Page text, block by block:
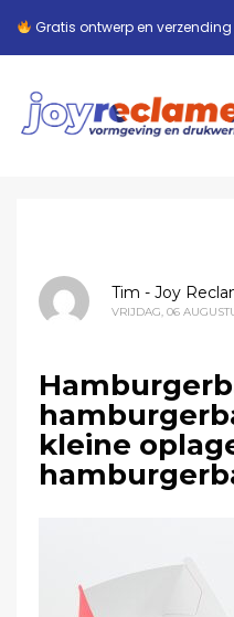
Gratis ontwerp en verzending
Tim - Joy
VRIJDAG, 06
kleine